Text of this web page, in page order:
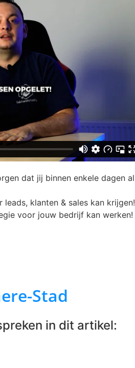
dat jij binnen enkele dagen al
klanten & sales kan krijgen!
voor jouw bedrijf kan werken!
Stad
in dit artikel: